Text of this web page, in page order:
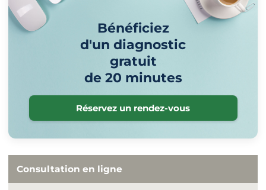
Bénéficiez
d'un diagnostic
gratuit
de 20 minutes
Réservez un rendez-vous
Consultation en ligne